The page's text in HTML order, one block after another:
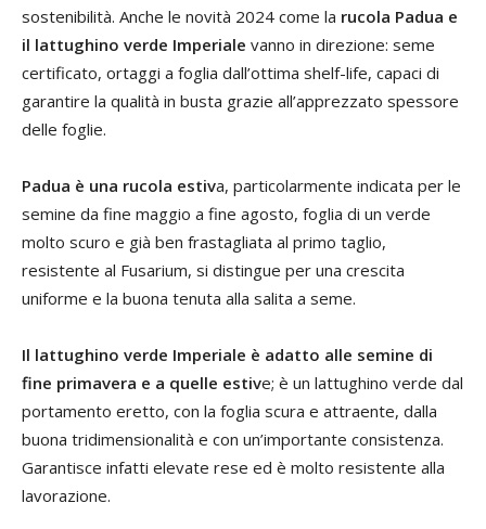
sostenibilità. Anche le novità 2024 come la rucola Padua e
il lattughino verde Imperiale vanno in direzione: seme
certificato, ortaggi a foglia dall’ottima shelf-life, capaci di
garantire la qualità in busta grazie all’apprezzato spessore
delle foglie.
Padua è una rucola estiva, particolarmente indicata per le
semine da fine maggio a fine agosto, foglia di un verde
molto scuro e già ben frastagliata al primo taglio,
resistente al Fusarium, si distingue per una crescita
uniforme e la buona tenuta alla salita a seme.
Il lattughino verde Imperiale è adatto alle semine di
fine primavera e a quelle estive; è un lattughino verde dal
portamento eretto, con la foglia scura e attraente, dalla
buona tridimensionalità e con un’importante consistenza.
Garantisce infatti elevate rese ed è molto resistente alla
lavorazione.